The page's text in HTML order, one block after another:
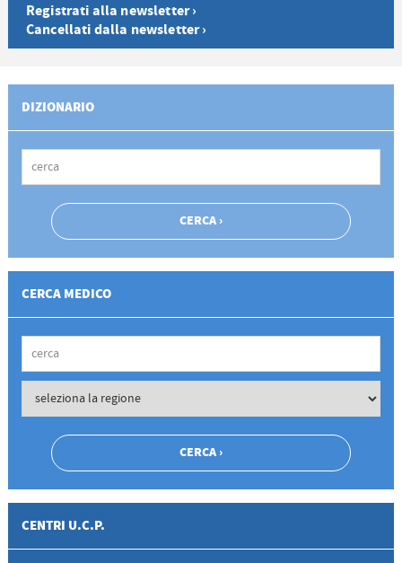
Registrati alla newsletter ›
Cancellati dalla newsletter ›
DIZIONARIO
CERCA MEDICO
CENTRI U.C.P.